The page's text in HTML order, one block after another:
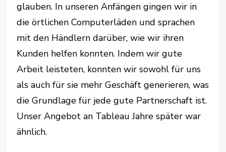
glauben. In unseren Anfängen gingen wir in
die örtlichen Computerläden und sprachen
mit den Händlern darüber, wie wir ihren
Kunden helfen konnten. Indem wir gute
Arbeit leisteten, konnten wir sowohl für uns
als auch für sie mehr Geschäft generieren, was
die Grundlage für jede gute Partnerschaft ist.
Unser Angebot an Tableau Jahre später war
ähnlich.